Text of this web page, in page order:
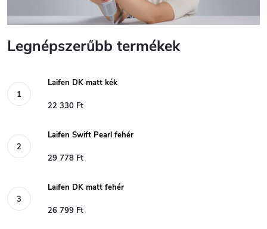
Legnépszerűbb termékek
Laifen DK matt kék
22 330 Ft
Laifen Swift Pearl fehér
29 778 Ft
Laifen DK matt fehér
26 799 Ft